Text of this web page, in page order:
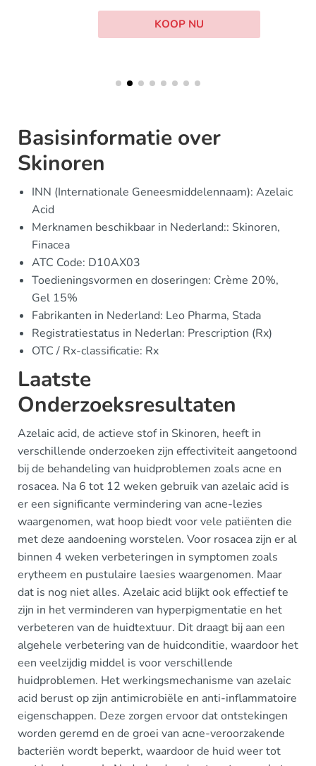
KOOP NU
Basisinformatie over
Skinoren
INN (Internationale Geneesmiddelennaam): Azelaic
Acid
Merknamen beschikbaar in Nederland:: Skinoren,
Finacea
ATC Code: D10AX03
Toedieningsvormen en doseringen: Crème 20%,
Gel 15%
Fabrikanten in Nederland: Leo Pharma, Stada
Registratiestatus in Nederlan: Prescription (Rx)
OTC / Rx-classificatie: Rx
Laatste
Onderzoeksresultaten
Azelaic acid, de actieve stof in Skinoren, heeft in
verschillende onderzoeken zijn effectiviteit aangetoond
bij de behandeling van huidproblemen zoals acne en
rosacea. Na 6 tot 12 weken gebruik van azelaic acid is
er een significante vermindering van acne-lezies
waargenomen, wat hoop biedt voor vele patiënten die
met deze aandoening worstelen. Voor rosacea zijn er al
binnen 4 weken verbeteringen in symptomen zoals
erytheem en pustulaire laesies waargenomen. Maar
dat is nog niet alles. Azelaic acid blijkt ook effectief te
zijn in het verminderen van hyperpigmentatie en het
verbeteren van de huidtextuur. Dit draagt bij aan een
algehele verbetering van de huidconditie, waardoor het
een veelzijdig middel is voor verschillende
huidproblemen. Het werkingsmechanisme van azelaic
acid berust op zijn antimicrobiële en anti-inflammatoire
eigenschappen. Deze zorgen ervoor dat ontstekingen
worden geremd en de groei van acne-veroorzakende
bacteriën wordt beperkt, waardoor de huid weer tot